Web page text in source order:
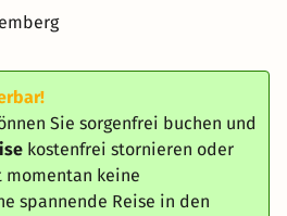
Sie sorgenfrei buchen und
kostenfrei stornieren oder
momentan keine
spannende Reise in den